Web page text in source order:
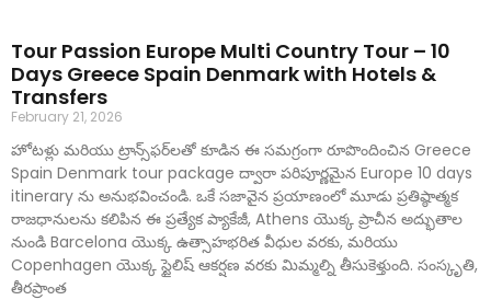
Tour Passion Europe Multi Country Tour – 10
Days Greece Spain Denmark with Hotels &
Transfers
February 21, 2026
హోటళ్లు మరియు ట్రాన్స్‌ఫర్‌లతో కూడిన ఈ సమగ్రంగా రూపొందించిన Greece
Spain Denmark tour package ద్వారా పరిపూర్ణమైన Europe 10 days
itinerary ను అనుభవించండి. ఒకే సజావైన ప్రయాణంలో మూడు ప్రతిష్ఠాత్మక
రాజధానులను కలిపిన ఈ ప్రత్యేక ప్యాకేజీ, Athens యొక్క ప్రాచీన అద్భుతాల
నుండి Barcelona యొక్క ఉత్సాహభరిత వీధుల వరకు, మరియు
Copenhagen యొక్క స్టైలిష్ ఆకర్షణ వరకు మిమ్మల్ని తీసుకెళ్తుంది. సంస్కృతి,
తీరప్రాంత